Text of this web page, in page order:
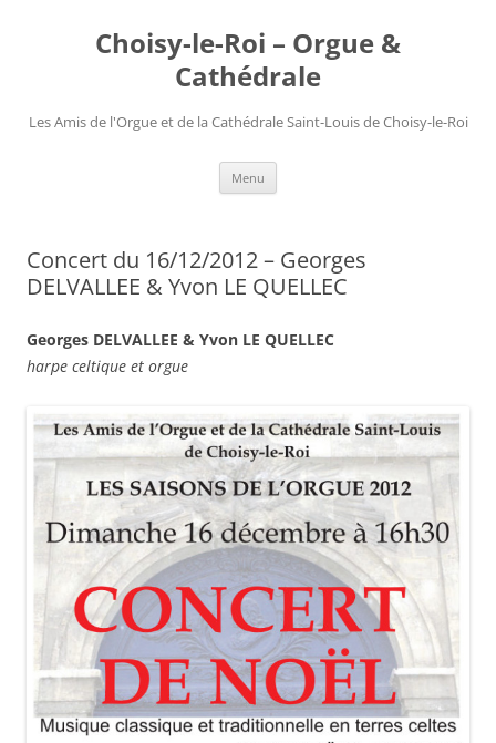
Choisy-le-Roi – Orgue &
Cathédrale
Les Amis de l'Orgue et de la Cathédrale Saint-Louis de Choisy-le-Roi
Menu
Concert du 16/12/2012 – Georges
DELVALLEE & Yvon LE QUELLEC
Georges DELVALLEE & Yvon LE QUELLEC
harpe celtique et orgue